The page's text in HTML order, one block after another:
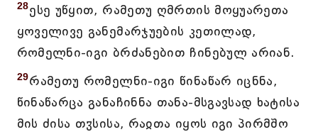
28ესე უწყით, რამეთუ ღმრთის მოყუარეთა
ყოველივე განემარჯუების კეთილად,
რომელნი-იგი ბრძანებით ჩინებულ არიან.
29რამეთუ რომელნი-იგი წინაწარ იცნნა,
წინაწარცა განაჩინნა თანა-მსგავსად ხატისა
მის ძისა თჳსისა, რაჲთა იყოს იგი პირმშო